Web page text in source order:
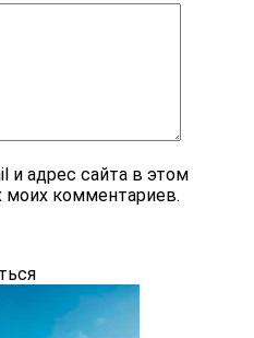
и адрес сайта в этом
моих комментариев.